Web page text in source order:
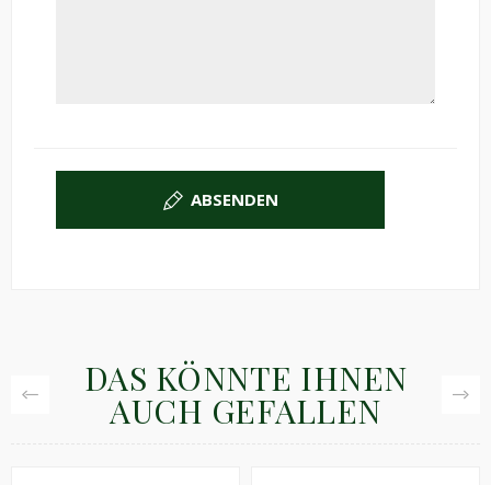
ABSENDEN
DAS KÖNNTE IHNEN
AUCH GEFALLEN